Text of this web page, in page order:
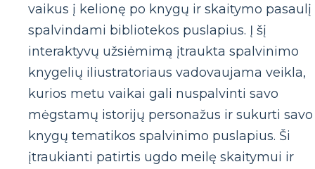
vaikus į kelionę po knygų ir skaitymo pasaulį
spalvindami bibliotekos puslapius. Į šį
interaktyvų užsiėmimą įtraukta spalvinimo
knygelių iliustratoriaus vadovaujama veikla,
kurios metu vaikai gali nuspalvinti savo
mėgstamų istorijų personažus ir sukurti savo
knygų tematikos spalvinimo puslapius. Ši
įtraukianti patirtis ugdo meilę skaitymui ir